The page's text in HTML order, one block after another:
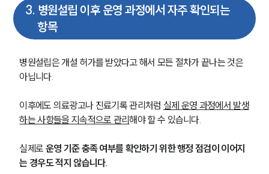
3. 병원설립 이후 운영 과정에서 자주 확인되는
항목
병원설립은 개설 허가를 받았다고 해서 모든 절차가 끝나는 것은
아닙니다.
이후에도 의료광고나 진료기록 관리처럼 실제 운영 과정에서 발생
하는 사항들을 지속적으로 관리해야 할 수 있습니다.
실제로 운영 기준 충족 여부를 확인하기 위한 행정 점검이 이어지
는 경우도 적지 않습니다.